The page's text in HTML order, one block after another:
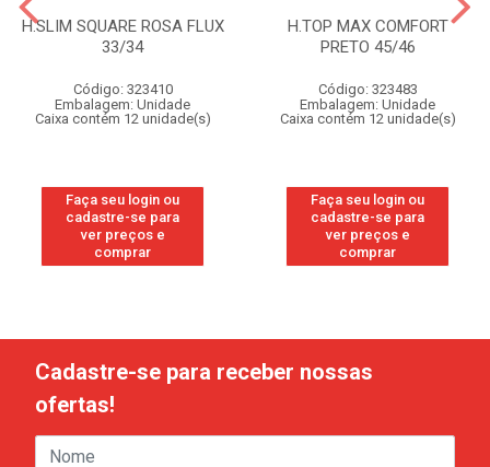
H.SLIM SQUARE ROSA FLUX
33/34
Código: 323410
Embalagem: Unidade
Caixa contém 12 unidade(s)
Faça seu login ou
cadastre-se para
ver preços e
comprar
H.TOP MAX COMFORT
PRETO 45/46
Código: 323483
Embalagem: Unidade
Caixa contém 12 unidade(s)
Faça seu login ou
cadastre-se para
ver preços e
comprar
Cadastre-se para receber nossas
ofertas!